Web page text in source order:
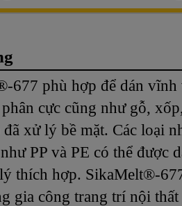
677 phù hợp để dán vĩnh
cực cũng như gỗ,
đã xử lý bề mặt. Các loại
PP và PE có thể được
thích hợp. SikaMelt®-
gia công trang trí nội